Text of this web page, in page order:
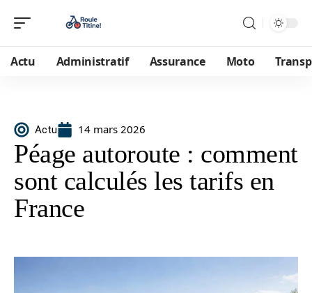
Actu Administratif Assurance Moto
Actu 14 mars 2026
Péage autoroute : comment
sont calculés les tarifs en
France